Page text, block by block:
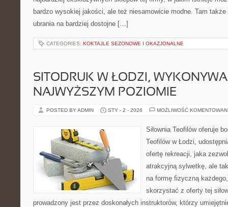
bardzo wysokiej jakości, ale też niesamowicie modne. Tam
ubrania na bardziej dostojne […]
CATEGORIES: KOKTAJLE SEZONOWE I OKAZJONALNE
SITODRUK W ŁODZI,
NAJWYŻSZYM POZIOMIE
POSTED BY ADMIN STY - 2 - 2026 MOŻLIWOŚĆ
Siłownia Teofilów oferuje
Teofilów w Łodzi,
ofertę rekreacji, jaka
atrakcyjną sylwetkę, ale
na formę fizyczną
skorzystać z oferty tej
prowadzony jest przez doskonałych instruktorów, którzy